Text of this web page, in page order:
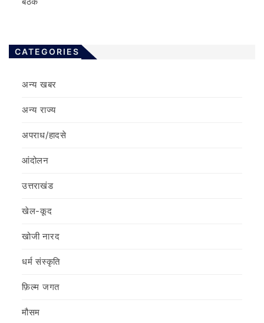
CATEGORIES
अन्य खबर
अन्य राज्य
अपराध/हादसे
आंदोलन
उत्तराखंड
खेल-कूद
खोजी नारद
धर्म संस्कृति
फ़िल्‍म जगत
मौसम